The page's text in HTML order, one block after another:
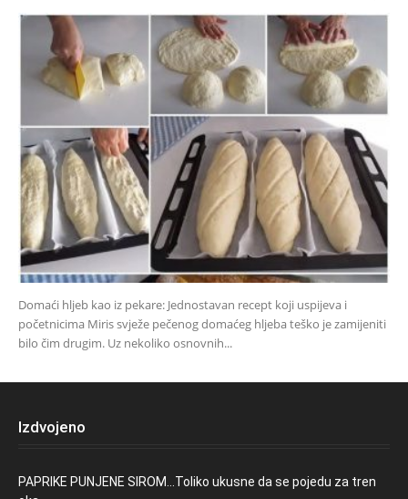
Domaći hljeb kao iz pekare: Jednostavan recept koji uspijeva i
početnicima Miris svježe pečenog domaćeg hljeba teško je zamijeniti
bilo čim drugim. Uz nekoliko osnovnih...
Izdvojeno
PAPRIKE PUNJENE SIROM…Toliko ukusne da se pojedu za tren